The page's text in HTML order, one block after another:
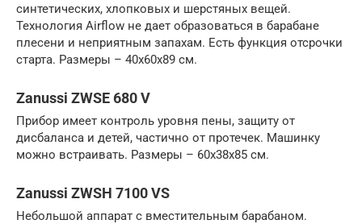
синтетических, хлопковых и шерстяных вещей.
Технология Airflow не дает образоваться в барабане
плесени и неприятным запахам. Есть функция отсрочки
старта. Размеры – 40x60x89 см.
Zanussi ZWSE 680 V
Прибор имеет контроль уровня пены, защиту от
дисбаланса и детей, частично от протечек. Машинку
можно встраивать. Размеры – 60x38x85 см.
Zanussi ZWSH 7100 VS
Небольшой аппарат с вместительным барабаном.